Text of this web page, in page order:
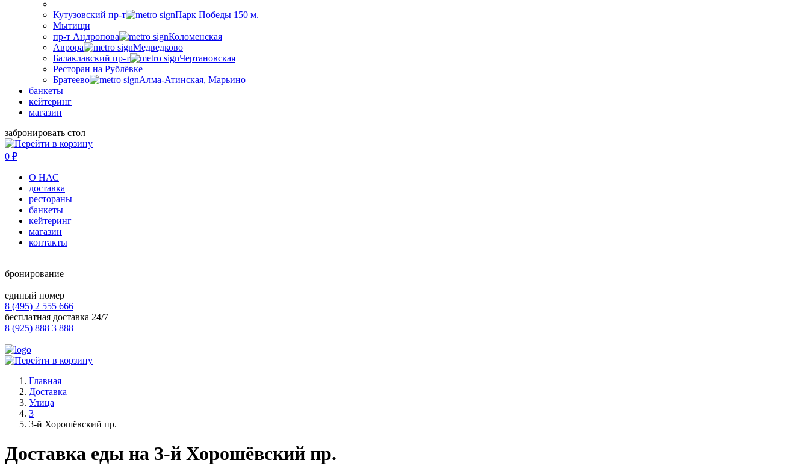
Кутузовский пр-т
Парк Победы 150 м.
Мытищи
пр-т Андропова
Коломенская
Аврора
Медведково
Балаклавский пр-т
Чертановская
Ресторан на Рублёвке
Братеево
Алма-Атинская, Марьино
банкеты
кейтеринг
магазин
забронировать стол
0 ₽
О НАС
доставка
рестораны
банкеты
кейтеринг
магазин
контакты
бронирование
единый номер
8 (495) 2 555 666
бесплатная доставка 24/7
8 (925) 888 3 888
Главная
Доставка
Улица
3
3-й Хорошёвский пр.
Доставка еды на 3-й Хорошёвский пр.